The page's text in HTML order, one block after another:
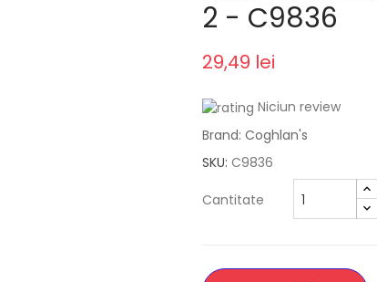
2 - C9836
29,49 lei
Niciun review
Brand: Coghlan's
SKU: C9836
Cantitate